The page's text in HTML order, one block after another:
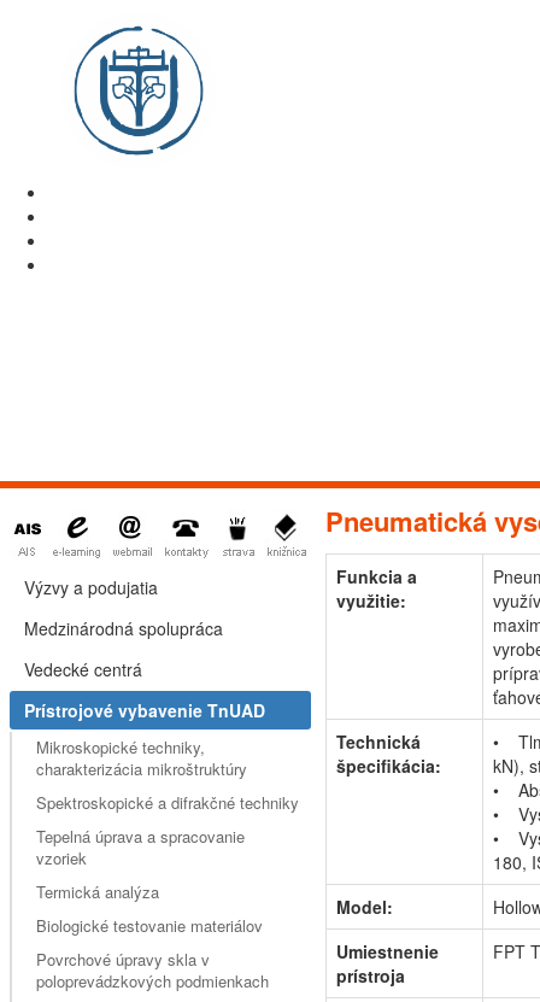
Pneumatická
Funkcia a
využitie:
Technická
špecifikácia:
•
kN),
•
•
•
180,
Model:
Umiestnenie
prístroja
FPT
Výzvy a podujatia
Medzinárodná spolupráca
Vedecké centrá
Prístrojové vybavenie TnUAD
Mikroskopické techniky,
charakterizácia mikroštruktúry
Spektroskopické a difrakčné techniky
Tepelná úprava a spracovanie
vzoriek
Termická analýza
Biologické testovanie materiálov
Povrchové úpravy skla v
poloprevádzkových podmienkach